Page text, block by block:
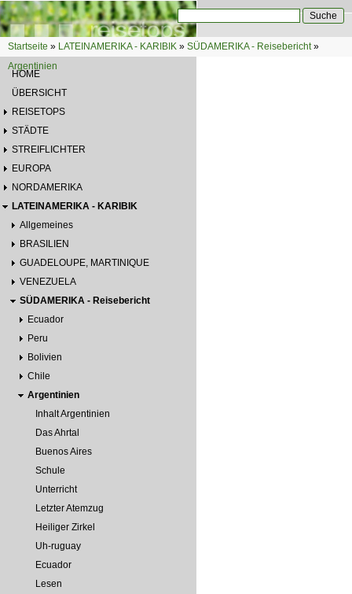
Direkt zum Inhalt
Suchformular
Sie sind hier
Startseite » LATEINAMERIKA - KARIBIK » SÜDAMERIKA - Reisebericht»
Argentinien
HOME
ÜBERSICHT
REISETOPS
STÄDTE
STREIFLICHTER
EUROPA
NORDAMERIKA
LATEINAMERIKA - KARIBIK
Allgemeines
BRASILIEN
GUADELOUPE, MARTINIQUE
VENEZUELA
SÜDAMERIKA - Reisebericht
Ecuador
Peru
Bolivien
Chile
Argentinien
Inhalt Argentinien
Das Ahrtal
Buenos Aires
Schule
Unterricht
Letzter Atemzug
Heiliger Zirkel
Uh-ruguay
Ecuador
Lesen